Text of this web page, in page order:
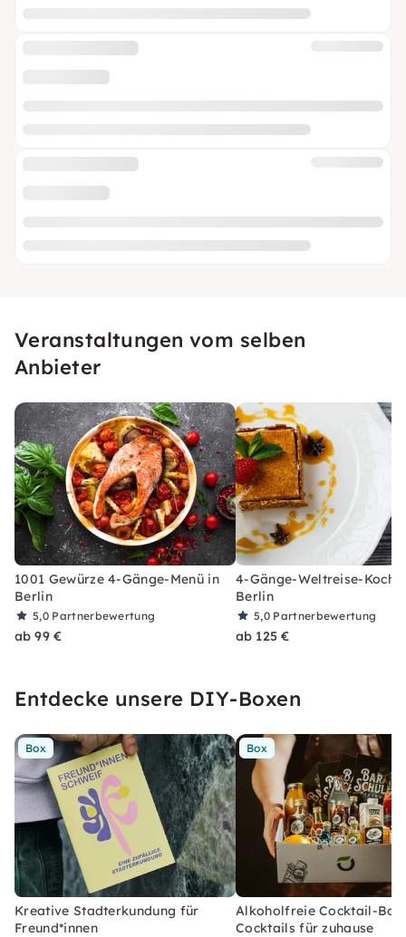
Veranstaltungen vom selben
Anbieter
1001 Gewürze 4-Gänge-Menü in
Berlin
5,0 Partnerbewertung
ab 99 €
4-Gänge-Weltreise-
Berlin
5,0 Partnerbewertung
ab 125 €
Entdecke unsere DIY-Boxen
Box
Kreative Stadterkundung für
Freund*innen
Box
Alkoholfreie Cocktail-Box
Cocktails für zuhause